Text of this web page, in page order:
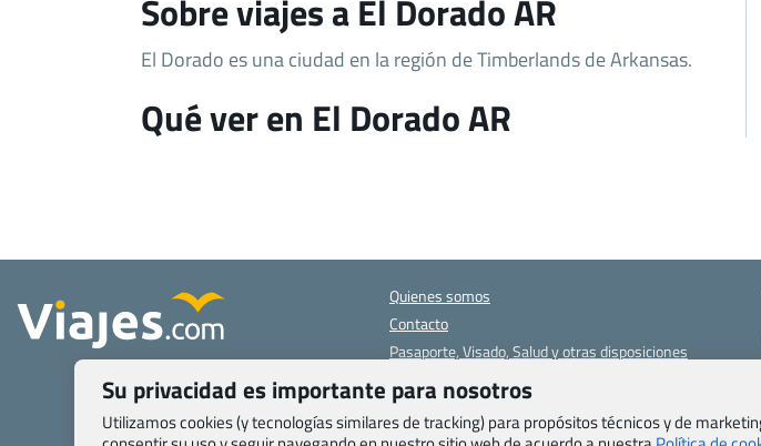
Sobre viajes a El Dorado AR
El Dorado es una ciudad en la región de Timberlands de Arkansas.
Qué ver en El Dorado AR
Quienes somos
Contacto
Pasaporte, Visado, Salud y otras disposiciones
Blog de Viajes.com
Registro de agencias
Su privacidad es importante para nosotros
Utilizamos cookies (y tecnologías similares de tracking) para propósitos técnicos y de